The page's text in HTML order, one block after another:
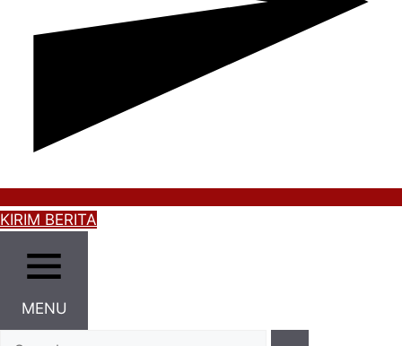
KIRIM BERITA
MENU